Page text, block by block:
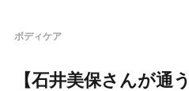
ボディケア
【石井美保さんが通